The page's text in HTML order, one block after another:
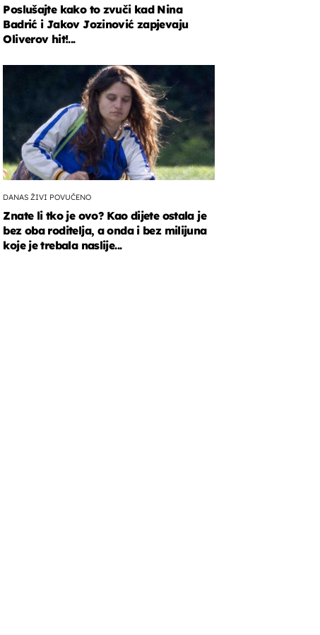
Poslušajte kako to zvuči kad Nina
Badrić i Jakov Jozinović zapjevaju
Oliverov hit!...
DANAS ŽIVI POVUČENO
Znate li tko je ovo? Kao dijete ostala je
bez oba roditelja, a onda i bez milijuna
koje je trebala naslije...